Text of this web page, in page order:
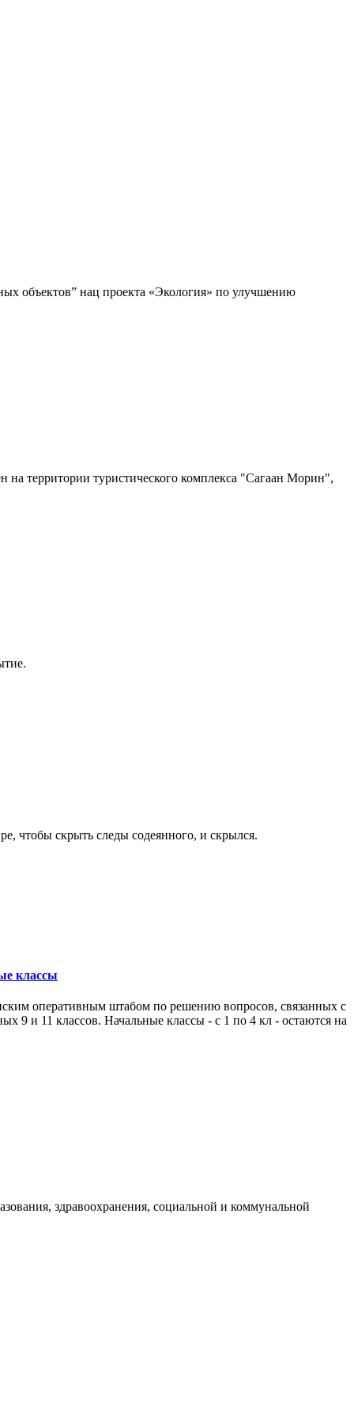
объектов” нац проекта «Экология» по улучшению
на территории туристического комплекса "Сагаан Морин",
чтобы скрыть следы содеянного, и скрылся.
классы
оперативным штабом по решению вопросов, связанных с
9 и 11 классов. Начальные классы - с 1 по 4 кл - остаются на
здравоохранения, социальной и коммунальной